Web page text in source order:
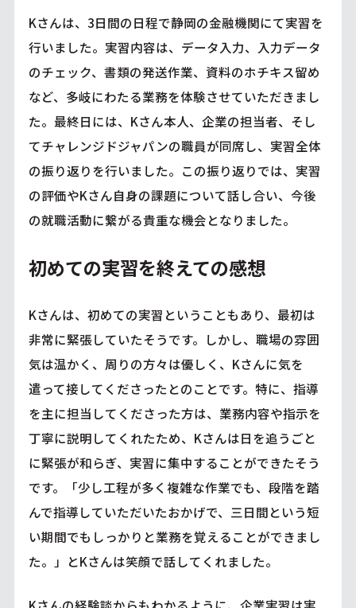
Kさんは、3日間の日程で静岡の金融機関にて実習を
行いました。実習内容は、データ入力、入力データ
のチェック、書類の発送作業、資料のホチキス留め
など、多岐にわたる業務を体験させていただきまし
た。最終日には、Kさん本人、企業の担当者、そし
てチャレンジドジャパンの職員が同席し、実習全体
の振り返りを行いました。この振り返りでは、実習
の評価やKさん自身の課題について話し合い、今後
の就職活動に繋がる貴重な機会となりました。
初めての実習を終えての感想
Kさんは、初めての実習ということもあり、最初は
非常に緊張していたそうです。しかし、職場の雰囲
気は温かく、周りの方々は優しく、Kさんに気を
遣って接してくださったとのことです。特に、指導
を主に担当してくださった方は、業務内容や指示を
丁寧に説明してくれたため、Kさんは日を追うごと
に緊張が和らぎ、実習に集中することができたそう
です。「少し工程が多く複雑な作業でも、段階を踏
んで指導していただいたおかげで、三日間という短
い期間でもしっかりと業務を覚えることができまし
た。」とKさんは笑顔で話してくれました。